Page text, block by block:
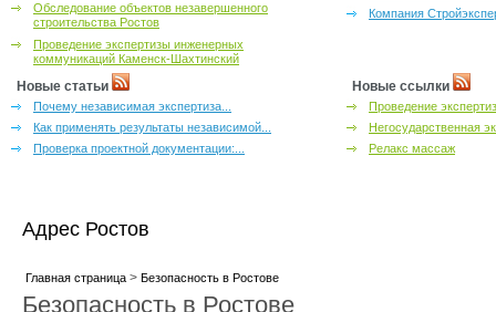
Обследование объектов незавершенного
строительства Ростов
Проведение экспертизы инженерных
коммуникаций Каменск-Шахтинский
Компания
Новые статьи
Почему независимая экспертиза...
Как применять результаты независимой...
Проверка проектной документации:...
Новые ссылки
Проведение
Негосударственная
Релакс массаж
Адрес Ростов
Главная страница> Безопасность в Ростове
Безопасность в Ростове